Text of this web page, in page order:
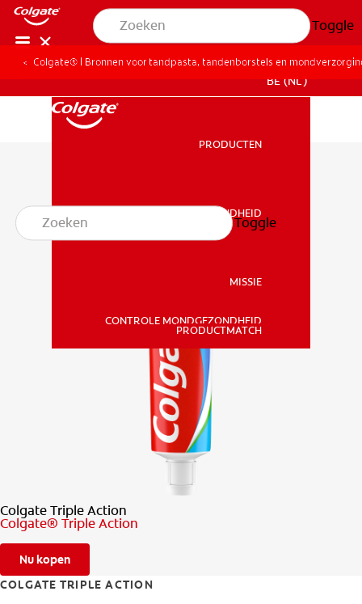
Toggle
MONDGEZONDHEID
CONTROLE MONDGEZONDHEID
BE (NL)
PRODUCTEN
MONDGEZONDHEID
MISSIE
CONTROLE MONDGEZONDHEID
PRODUCTMATCH
Toggle
Colgate® | Bronnen voor tandpasta, tandenborstels en
Colgate Triple Action
Colgate® Triple Action
Nu kopen
COLGATE TRIPLE ACTION